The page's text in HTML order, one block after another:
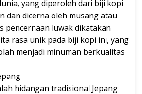
yang diperoleh dari biji kopi
dan dicerna oleh musang atau
pencernaan luwak dikatakan
rasa unik pada biji kopi ini, yang
menjadi minuman berkualitas
hidangan tradisional Jepang